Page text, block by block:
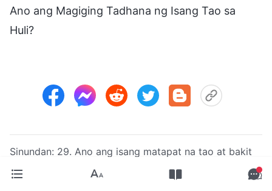
Ano ang Magiging Tadhana ng Isang Tao sa
Huli?
Sinundan: 29. Ano ang isang matapat na tao at bakit
Sumunod:
31. Paano isagawa ang pagiging isang